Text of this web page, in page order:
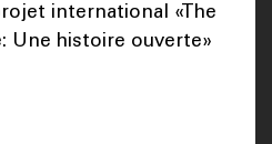
international «The
Une histoire ouverte»